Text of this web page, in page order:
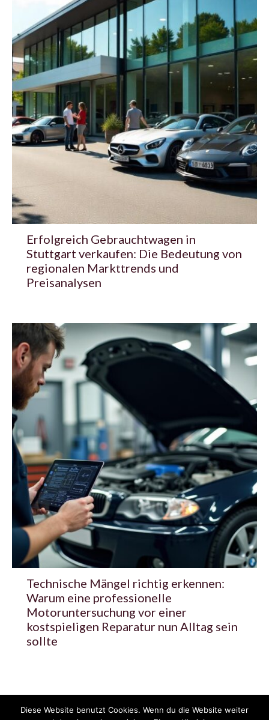
Erfolgreich Gebrauchtwagen in
Stuttgart verkaufen: Die Bedeutung von
regionalen Markttrends und
Preisanalysen
Technische Mängel richtig erkennen:
Warum eine professionelle
Motoruntersuchung vor einer
kostspieligen Reparatur nun Alltag sein
sollte
© 2020 - 2025 Copyright - KFZzeitung.com
Diese Website benutzt Cookies. Wenn du die Website weiter